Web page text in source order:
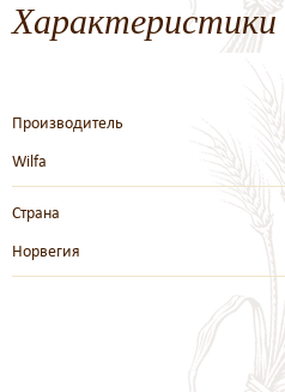
Характеристики
Производитель
Wilfa
Страна
Норвегия